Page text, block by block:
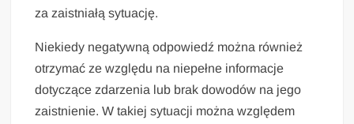
za zaistniałą sytuację.
Niekiedy negatywną odpowiedź można również
otrzymać ze względu na niepełne informacje
dotyczące zdarzenia lub brak dowodów na jego
zaistnienie. W takiej sytuacji można względem